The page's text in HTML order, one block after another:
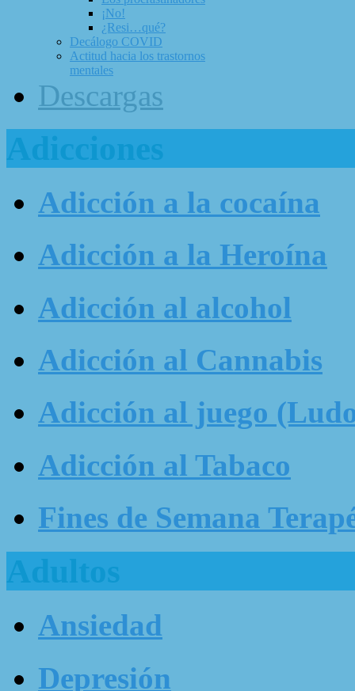
¡No!
¿Resi…qué?
Decálogo COVID
Actitud hacia los trastornos
mentales
Descargas
Adicciones
Adicción a la cocaína
Adicción a la Heroína
Adicción al alcohol
Adicción al Cannabis
Adicción al juego
Adicción al Tabaco
Fines de Semana
Adultos
Ansiedad
Depresión